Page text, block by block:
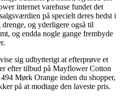
internet varehuse fundet det
på specielt deres bedst i
og yderligere også til
og endda nogle gange frembyde
sig udbytterigt at efterprøve et
efter tilbud på Mayflower Cotton
Mørk Orange inden du shopper,
på at modtage den laveste pris.